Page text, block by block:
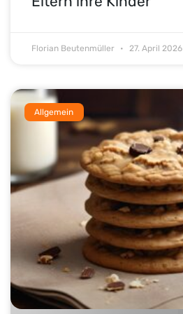
Florian Beutenmüller 27. April 2026
Allgemein